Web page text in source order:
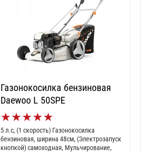
Газонокосилка бензиновая
Daewoo L 50SPE
★★★★★
5 л.с, (1 скорость) Газонокосилка
бензиновая, ширина 48см, (Электрозапуск
кнопкой) самоходная, Мульчирование,